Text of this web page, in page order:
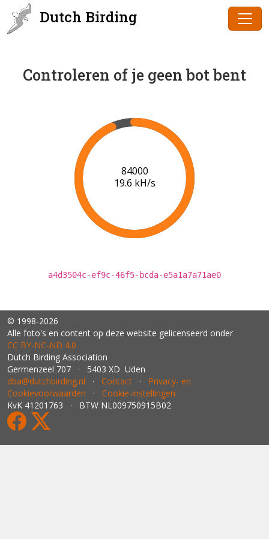
Dutch Birding
Controleren of je geen bot bent
86000
19.7 kH/s
a4d3504c-ef9c-46f5-bcda-e5a1a7a71ae0
© 1998-2026
Alle foto's en content op deze website gelicenseerd onder
CC BY‑NC‑ND 4.0
Dutch Birding Association
Germenzeel 707 · 5403 XD Uden
dba@dutchbirding.nl · Contact · Privacy- en
Cookievoorwaarden · Cookie-instellingen
KvK 41201763 · BTW NL009750915B02